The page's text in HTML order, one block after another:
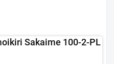
Sakaime 100-2-PL